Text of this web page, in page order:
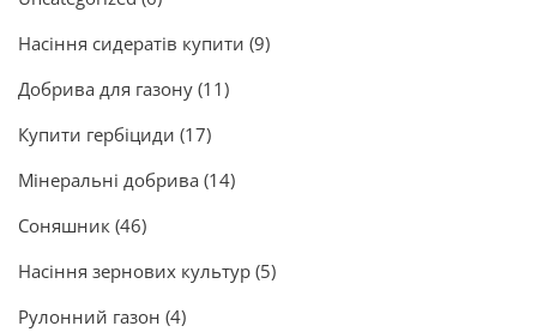
Насіння сидератів купити (9)
Добрива для газону (11)
Купити гербіциди (17)
Мінеральні добрива (14)
Соняшник (46)
Насіння зернових культур (5)
Рулонний газон (4)